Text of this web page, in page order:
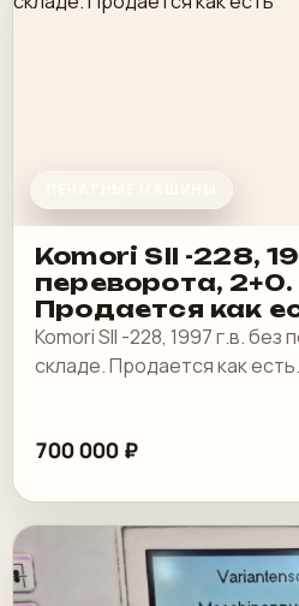
Komori SII -228,
переворота,
Продается как
Komori SII -228, 1997 г.в. без
складе. Продается как есть.
700 000 ₽